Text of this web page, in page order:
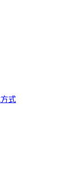
式